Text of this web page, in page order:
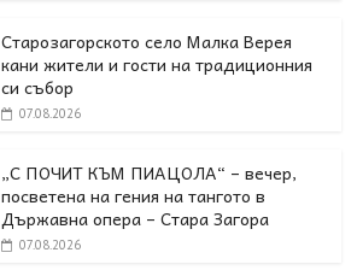
Старозагорското село Малка Верея
кани жители и гости на традиционния
си събор
07.08.2026
„С ПОЧИТ КЪМ ПИАЦОЛА“ – вечер,
посветена на гения на тангото в
Държавна опера – Стара Загора
07.08.2026